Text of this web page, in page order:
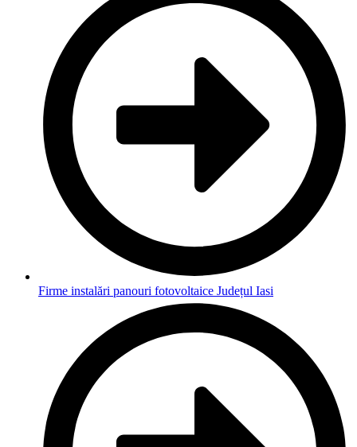
Firme instalări panouri fotovoltaice Județul Iasi